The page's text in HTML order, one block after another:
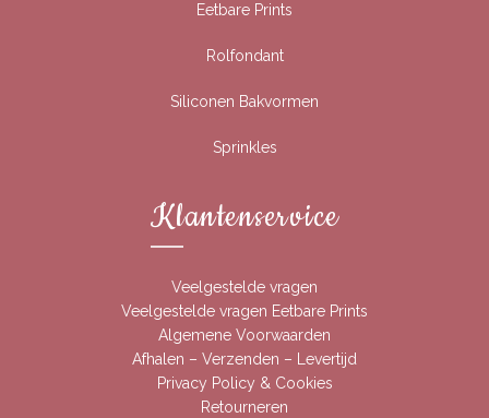
Eetbare Prints
Rolfondant
Siliconen Bakvormen
Sprinkles
Klantenservice
Veelgestelde vragen
Veelgestelde vragen Eetbare Prints
Algemene Voorwaarden
Afhalen – Verzenden – Levertijd
Privacy Policy & Cookies
Retourneren